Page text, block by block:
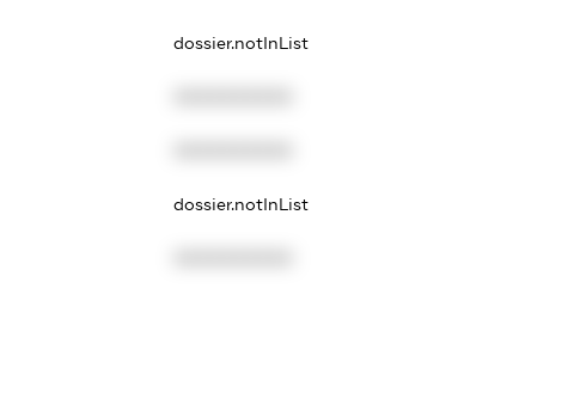
dossier.notInList
dossier.notInList